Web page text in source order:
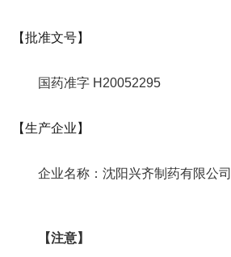
【批准文号】
国药准字 H20052295
【生产企业】
企业名称：沈阳兴齐制药有限公司
【注意】